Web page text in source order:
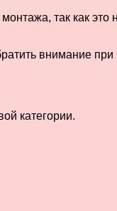
так как это
внимание при
категории.